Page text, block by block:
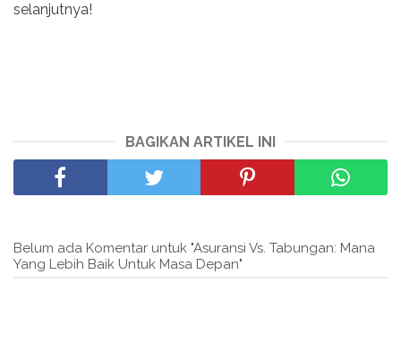
selanjutnya!
BAGIKAN ARTIKEL INI
Belum ada Komentar untuk "Asuransi Vs. Tabungan: Mana
Yang Lebih Baik Untuk Masa Depan"